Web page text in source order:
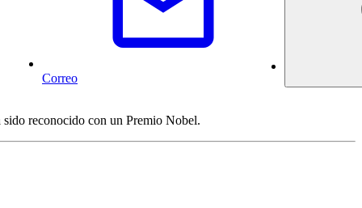
Correo
reconocido con un Premio Nobel.